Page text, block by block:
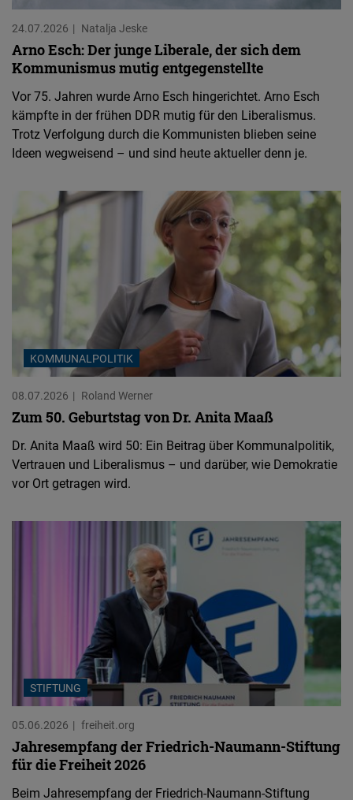
24.07.2026 Natalja Jeske
Arno Esch: Der junge Liberale, der sich dem
Kommunismus mutig entgegenstellte
Vor 75. Jahren wurde Arno Esch hingerichtet. Arno Esch
kämpfte in der frühen DDR mutig für den Liberalismus.
Trotz Verfolgung durch die Kommunisten blieben seine
Ideen wegweisend – und sind heute aktueller denn je.
KOMMUNALPOLITIK
08.07.2026 Roland Werner
Zum 50. Geburtstag von Dr. Anita Maaß
Dr. Anita Maaß wird 50: Ein Beitrag über Kommunalpolitik,
Vertrauen und Liberalismus – und darüber, wie Demokratie
vor Ort getragen wird.
STIFTUNG
05.06.2026 freiheit.org
Jahresempfang der Friedrich-Naumann-Stiftung
für die Freiheit 2026
Beim Jahresempfang der Friedrich-Naumann-Stiftung